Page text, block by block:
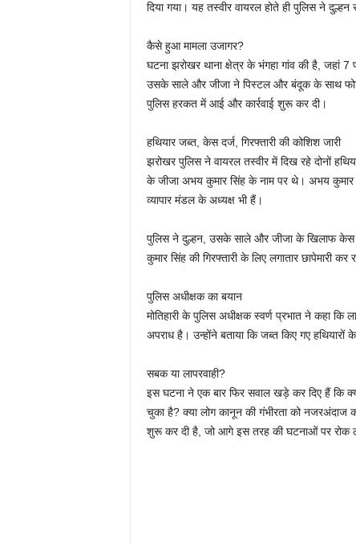
दिया गया। यह तस्वीर वायरल होते ही पुलिस ने दुल्हन
कैसे हुआ मामला उजागर?
घटना झरोखर थाना क्षेत्र के भंगहा गांव की है, जहां
उसके साले और जीजा ने पिस्टल और बंदूक के साथ
पुलिस हरकत में आई और कार्रवाई शुरू कर दी।
हथियार जब्त, केस दर्ज, गिरफ्तारी की कोशिश जारी
झरोखर पुलिस ने वायरल तस्वीर में दिख रहे दोनों
के जीजा अभय कुमार सिंह के नाम पर थे। अभय कुमार
व्यापार मंडल के अध्यक्ष भी हैं।
पुलिस ने दुल्हन, उसके साले और जीजा के खिलाफ केस
कुमार सिंह की गिरफ्तारी के लिए लगातार छापेमारी कर
पुलिस अधीक्षक का बयान
मोतिहारी के पुलिस अधीक्षक स्वर्ण प्रभात ने कहा कि
अपराध है। उन्होंने बताया कि जब्त किए गए
सबक या लापरवाही?
इस घटना ने एक बार फिर सवाल खड़े कर दिए हैं कि
चुका है? क्या लोग कानून की गंभीरता को नजरअंदाज
शुरू कर दी है, जो आगे इस तरह की घटनाओं पर रोक